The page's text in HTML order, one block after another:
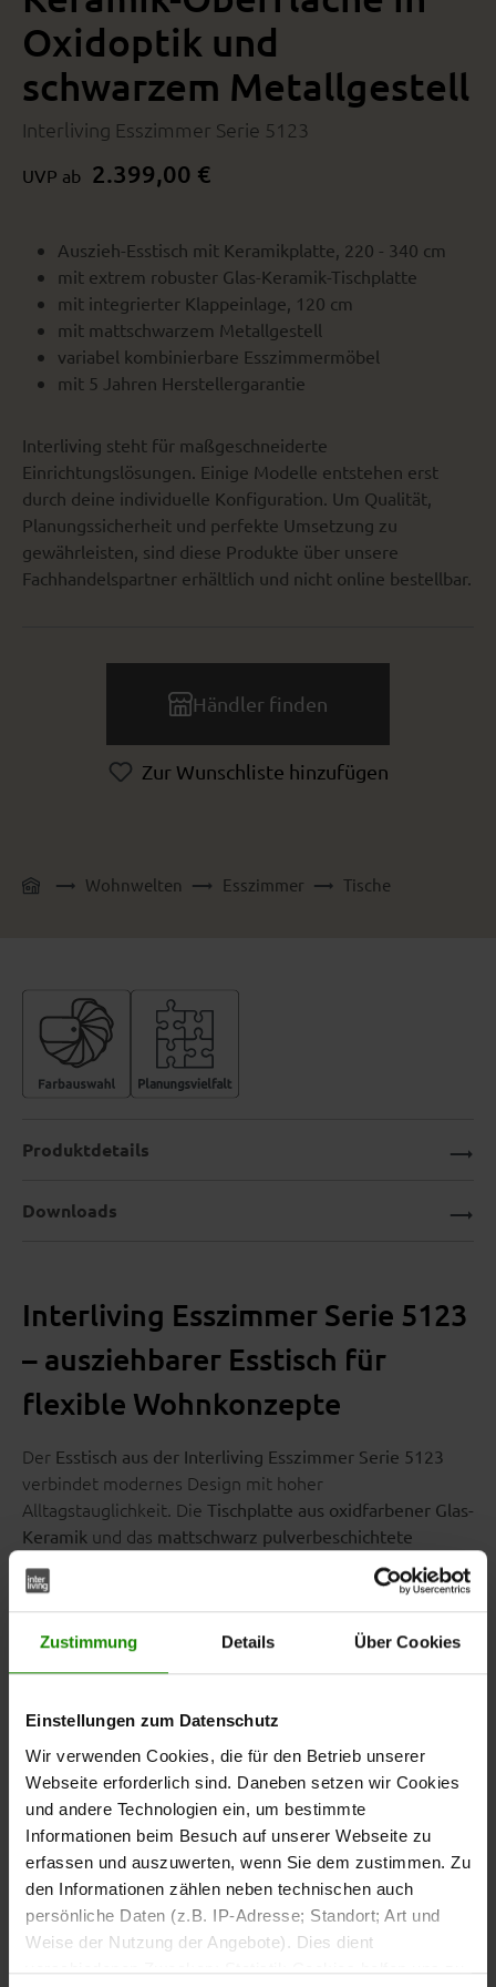
Zustimmung Details Über Cookies
Einstellungen zum Datenschutz
Wir verwenden Cookies, die für den Betrieb unserer
Webseite erforderlich sind. Daneben setzen wir Cookies
und andere Technologien ein, um bestimmte
Informationen beim Besuch auf unserer Webseite zu
erfassen und auszuwerten, wenn Sie dem zustimmen. Zu
den Informationen zählen neben technischen auch
persönliche Daten (z.B. IP-Adresse; Standort; Art und
Weise der Nutzung der Angebote). Dies dient
verschiedenen Zwecken: Statistik Cookies helfen uns zu
Oxidoptik und
schwarzem Metallgestell
Interliving Esszimmer Serie 5123
UVP ab 2.399,00 €
Auszieh-Esstisch mit Keramikplatte, 220 - 340 cm
mit extrem robuster Glas-Keramik-Tischplatte
mit integrierter Klappeinlage, 120 cm
mit mattschwarzem Metallgestell
variabel kombinierbare Esszimmermöbel
mit 5 Jahren Herstellergarantie
Interliving steht für maßgeschneiderte
Einrichtungslösungen. Einige Modelle entstehen erst
durch deine individuelle Konfiguration. Um Qualität,
Planungssicherheit und perfekte Umsetzung zu
gewährleisten, sind diese Produkte über unsere
Fachhandelspartner erhältlich und nicht online bestellbar.
Händler finden
Zur Wunschliste hinzufügen
Wohnwelten Esszimmer Tische
Interliving Esszimmer Serie 5123
– ausziehbarer Esstisch für
flexible Wohnkonzepte
Der Esstisch aus der Interliving Esszimmer Serie 5123
verbindet modernes Design mit hoher
Alltagstauglichkeit. Die Tischplatte aus oxidfarbener Glas-
Keramik und das mattschwarz pulverbeschichtete
Metallgestell
sorgen für eine klare, zeitgemäße Optik.
Dank der integrierten Verlängerungsfunktion passt sich
der Tisch flexibel an deine Anforderungen an.
Mehr Platz, wenn du ihn
brauchst
Mit einemMittelauszug und einer integrierten
Klappeinlagelässt sich der Esstisch komfortabelvon ca.
220 cm auf ca. 340 cm verlängern. Die leichtgängige
Auszugstechnik ermöglicht eine einfache Handhabung
und schafft bei Bedarf zusätzliche Platzreserven für
Familie, Freunde oder Gäste.
Produktdetails
Downloads